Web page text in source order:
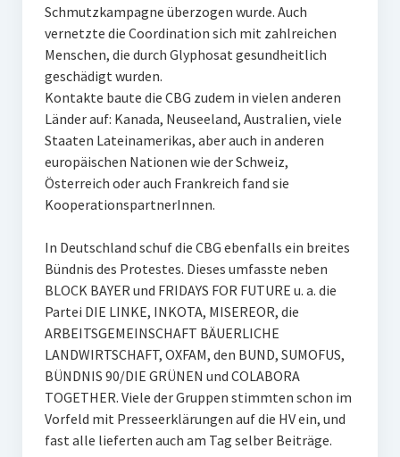
Schmutzkampagne überzogen wurde. Auch
vernetzte die Coordination sich mit zahlreichen
Menschen, die durch Glyphosat gesundheitlich
geschädigt wurden.
Kontakte baute die CBG zudem in vielen anderen
Länder auf: Kanada, Neuseeland, Australien, viele
Staaten Lateinamerikas, aber auch in anderen
europäischen Nationen wie der Schweiz,
Österreich oder auch Frankreich fand sie
KooperationspartnerInnen.
In Deutschland schuf die CBG ebenfalls ein breites
Bündnis des Protestes. Dieses umfasste neben
BLOCK BAYER und FRIDAYS FOR FUTURE u. a. die
Partei DIE LINKE, INKOTA, MISEREOR, die
ARBEITSGEMEINSCHAFT BÄUERLICHE
LANDWIRTSCHAFT, OXFAM, den BUND, SUMOFUS,
BÜNDNIS 90/DIE GRÜNEN und COLABORA
TOGETHER. Viele der Gruppen stimmten schon im
Vorfeld mit Presseerklärungen auf die HV ein, und
fast alle lieferten auch am Tag selber Beiträge.